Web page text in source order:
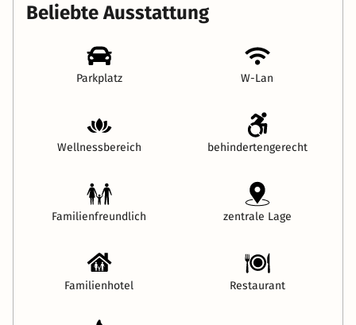
Beliebte Ausstattung
Parkplatz W-Lan
Wellnessbereich behindertengerecht
Familienfreundlich zentrale Lage
Familienhotel Restaurant